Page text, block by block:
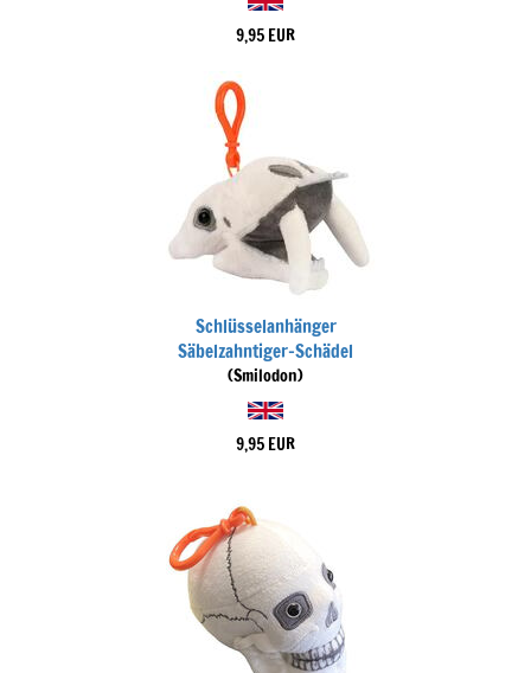
9,95 EUR
Schlüsselanhänger
Säbelzahntiger-Schädel
(Smilodon)
9,95 EUR